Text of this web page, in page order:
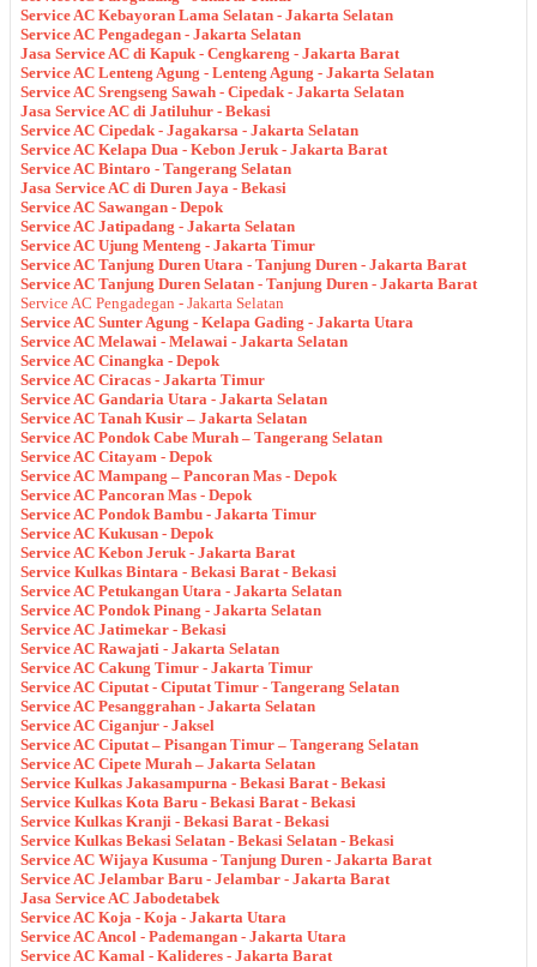
Service AC Kebayoran Lama Selatan - Jakarta Selatan
Service AC Pengadegan - Jakarta Selatan
Jasa Service AC di Kapuk - Cengkareng - Jakarta Barat
Service AC Lenteng Agung - Lenteng Agung - Jakarta Selatan
Service AC Srengseng Sawah - Cipedak - Jakarta Selatan
Jasa Service AC di Jatiluhur - Bekasi
Service AC Cipedak - Jagakarsa - Jakarta Selatan
Service AC Kelapa Dua - Kebon Jeruk - Jakarta Barat
Service AC Bintaro - Tangerang Selatan
Jasa Service AC di Duren Jaya - Bekasi
Service AC Sawangan - Depok
Service AC Jatipadang - Jakarta Selatan
Service AC Ujung Menteng - Jakarta Timur
Service AC Tanjung Duren Utara - Tanjung Duren - Jakarta Barat
Service AC Tanjung Duren Selatan - Tanjung Duren - Jakarta Barat
Service AC Pengadegan - Jakarta Selatan
Service AC Sunter Agung - Kelapa Gading - Jakarta Utara
Service AC Melawai - Melawai - Jakarta Selatan
Service AC Cinangka - Depok
Service AC Ciracas - Jakarta Timur
Service AC Gandaria Utara - Jakarta Selatan
Service AC Tanah Kusir – Jakarta Selatan
Service AC Pondok Cabe Murah – Tangerang Selatan
Service AC Citayam - Depok
Service AC Mampang – Pancoran Mas - Depok
Service AC Pancoran Mas - Depok
Service AC Pondok Bambu - Jakarta Timur
Service AC Kukusan - Depok
Service AC Kebon Jeruk - Jakarta Barat
Service Kulkas Bintara - Bekasi Barat - Bekasi
Service AC Petukangan Utara - Jakarta Selatan
Service AC Pondok Pinang - Jakarta Selatan
Service AC Jatimekar - Bekasi
Service AC Rawajati - Jakarta Selatan
Service AC Cakung Timur - Jakarta Timur
Service AC Ciputat - Ciputat Timur - Tangerang Selatan
Service AC Pesanggrahan - Jakarta Selatan
Service AC Ciganjur - Jaksel
Service AC Ciputat – Pisangan Timur – Tangerang Selatan
Service AC Cipete Murah – Jakarta Selatan
Service Kulkas Jakasampurna - Bekasi Barat - Bekasi
Service Kulkas Kota Baru - Bekasi Barat - Bekasi
Service Kulkas Kranji - Bekasi Barat - Bekasi
Service Kulkas Bekasi Selatan - Bekasi Selatan - Bekasi
Service AC Wijaya Kusuma - Tanjung Duren - Jakarta Barat
Service AC Jelambar Baru - Jelambar - Jakarta Barat
Jasa Service AC Jabodetabek
Service AC Koja - Koja - Jakarta Utara
Service AC Ancol - Pademangan - Jakarta Utara
Service AC Kamal - Kalideres - Jakarta Barat